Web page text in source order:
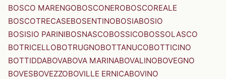
BOSCO MARENGOBOSCONEROBOSCOREALE
BOSCOTRECASEBOSENTINOBOSIABOSIO
BOSISIO PARINIBOSNASCOBOSSICOBOSSOLASCO
BOTRICELLOBOTRUGNOBOTTANUCOBOTTICINO
BOTTIDDABOVABOVA MARINABOVALINOBOVEGNO
BOVESBOVEZZOBOVILLE ERNICABOVINO